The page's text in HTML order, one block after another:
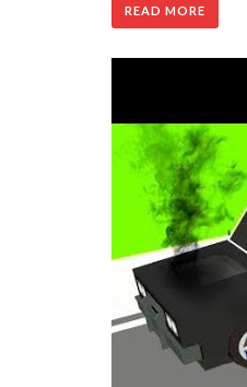
READ MORE